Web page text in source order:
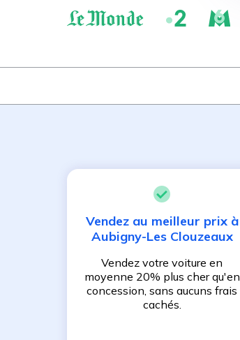
Vendez au meilleur prix à
Aubigny-Les Clouzeaux
Vendez votre voiture en
moyenne 20% plus cher qu'en
concession, sans aucuns frais
cachés.